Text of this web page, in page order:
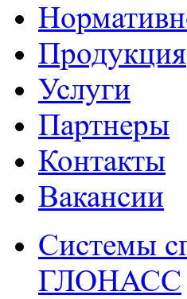
Продукция
Услуги
Партнеры
Контакты
Вакансии
Системы
ГЛОНАСС